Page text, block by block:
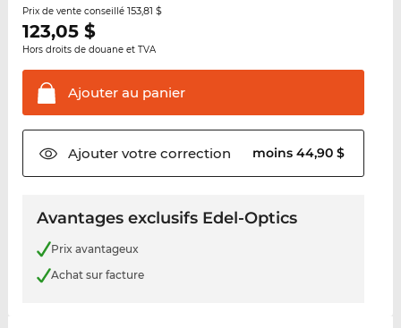
Prix de vente conseillé 153,81 $
123,05$
Hors droits de douane et TVA
Ajouter au panier
Ajouter votrecorrection moins 44,90 $
Avantages exclusifs Edel-Optics
Prix avantageux
Achat sur facture